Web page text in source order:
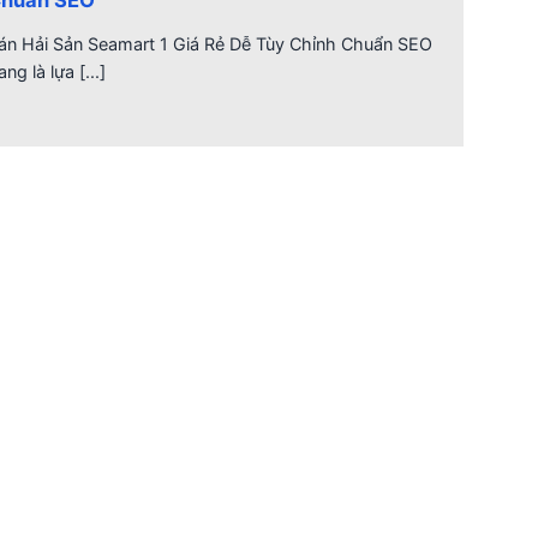
Hải Sản Seamart 1 Giá Rẻ Dễ Tùy Chỉnh Chuẩn SEO
là lựa [...]